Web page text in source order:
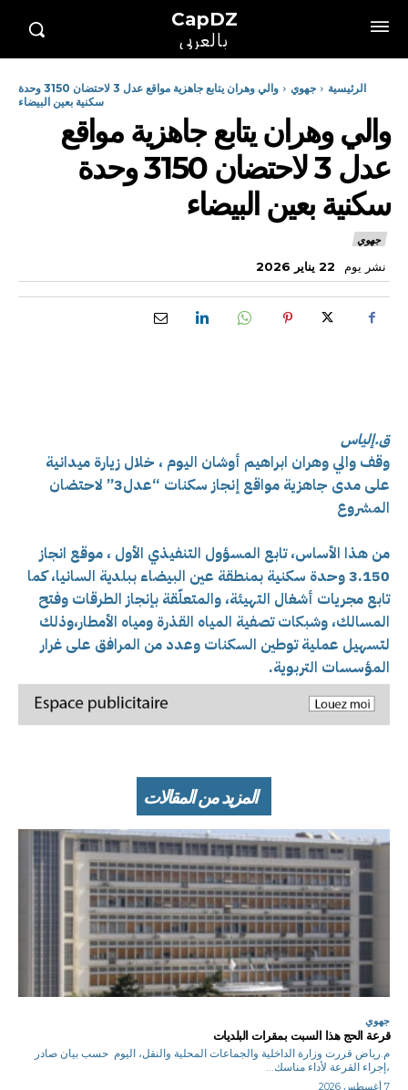
CapDZ
بالعربي
الرئيسية جهوي
والي وهران يتابع جاهزية مواقع عدل 3 لاحتضان 3150 وحدة
سكنية بعين البيضاء
والي وهران يتابع جاهزية مواقع
عدل 3 لاحتضان 3150 وحدة
سكنية بعين البيضاء
جهوي
نشر يوم 22 يناير 2026
ق.إلياس
وقف والي وهران ابراهيم أوشان اليوم ، خلال زيارة ميدانية
على مدى جاهزية مواقع إنجاز سكنات “عدل3” لاحتضان
المشروع
من هذا الأساس، تابع المسؤول التنفيذي الأول ، موقع انجاز
3.150 وحدة سكنية بمنطقة عين البيضاء ببلدية السانيا، كما
تابع مجريات أشغال التهيئة، والمتعلّقة بإنجاز الطرقات وفتح
المسالك، وشبكات تصفية المياه القذرة ومياه الأمطار،وذلك
لتسهيل عملية توطين السكنات وعدد من المرافق على غرار
المؤسسات التربوية.
المزيد من المقالات
جهوي
قرعة الحج هذا السبت بمقرات البلديات
م.رياض قررت وزارة الداخلية والجماعات المحلية والنقل، اليوم حسب بيان صادر
،إجراء القرعة لأداء مناسك...
7 أغسطس 2026